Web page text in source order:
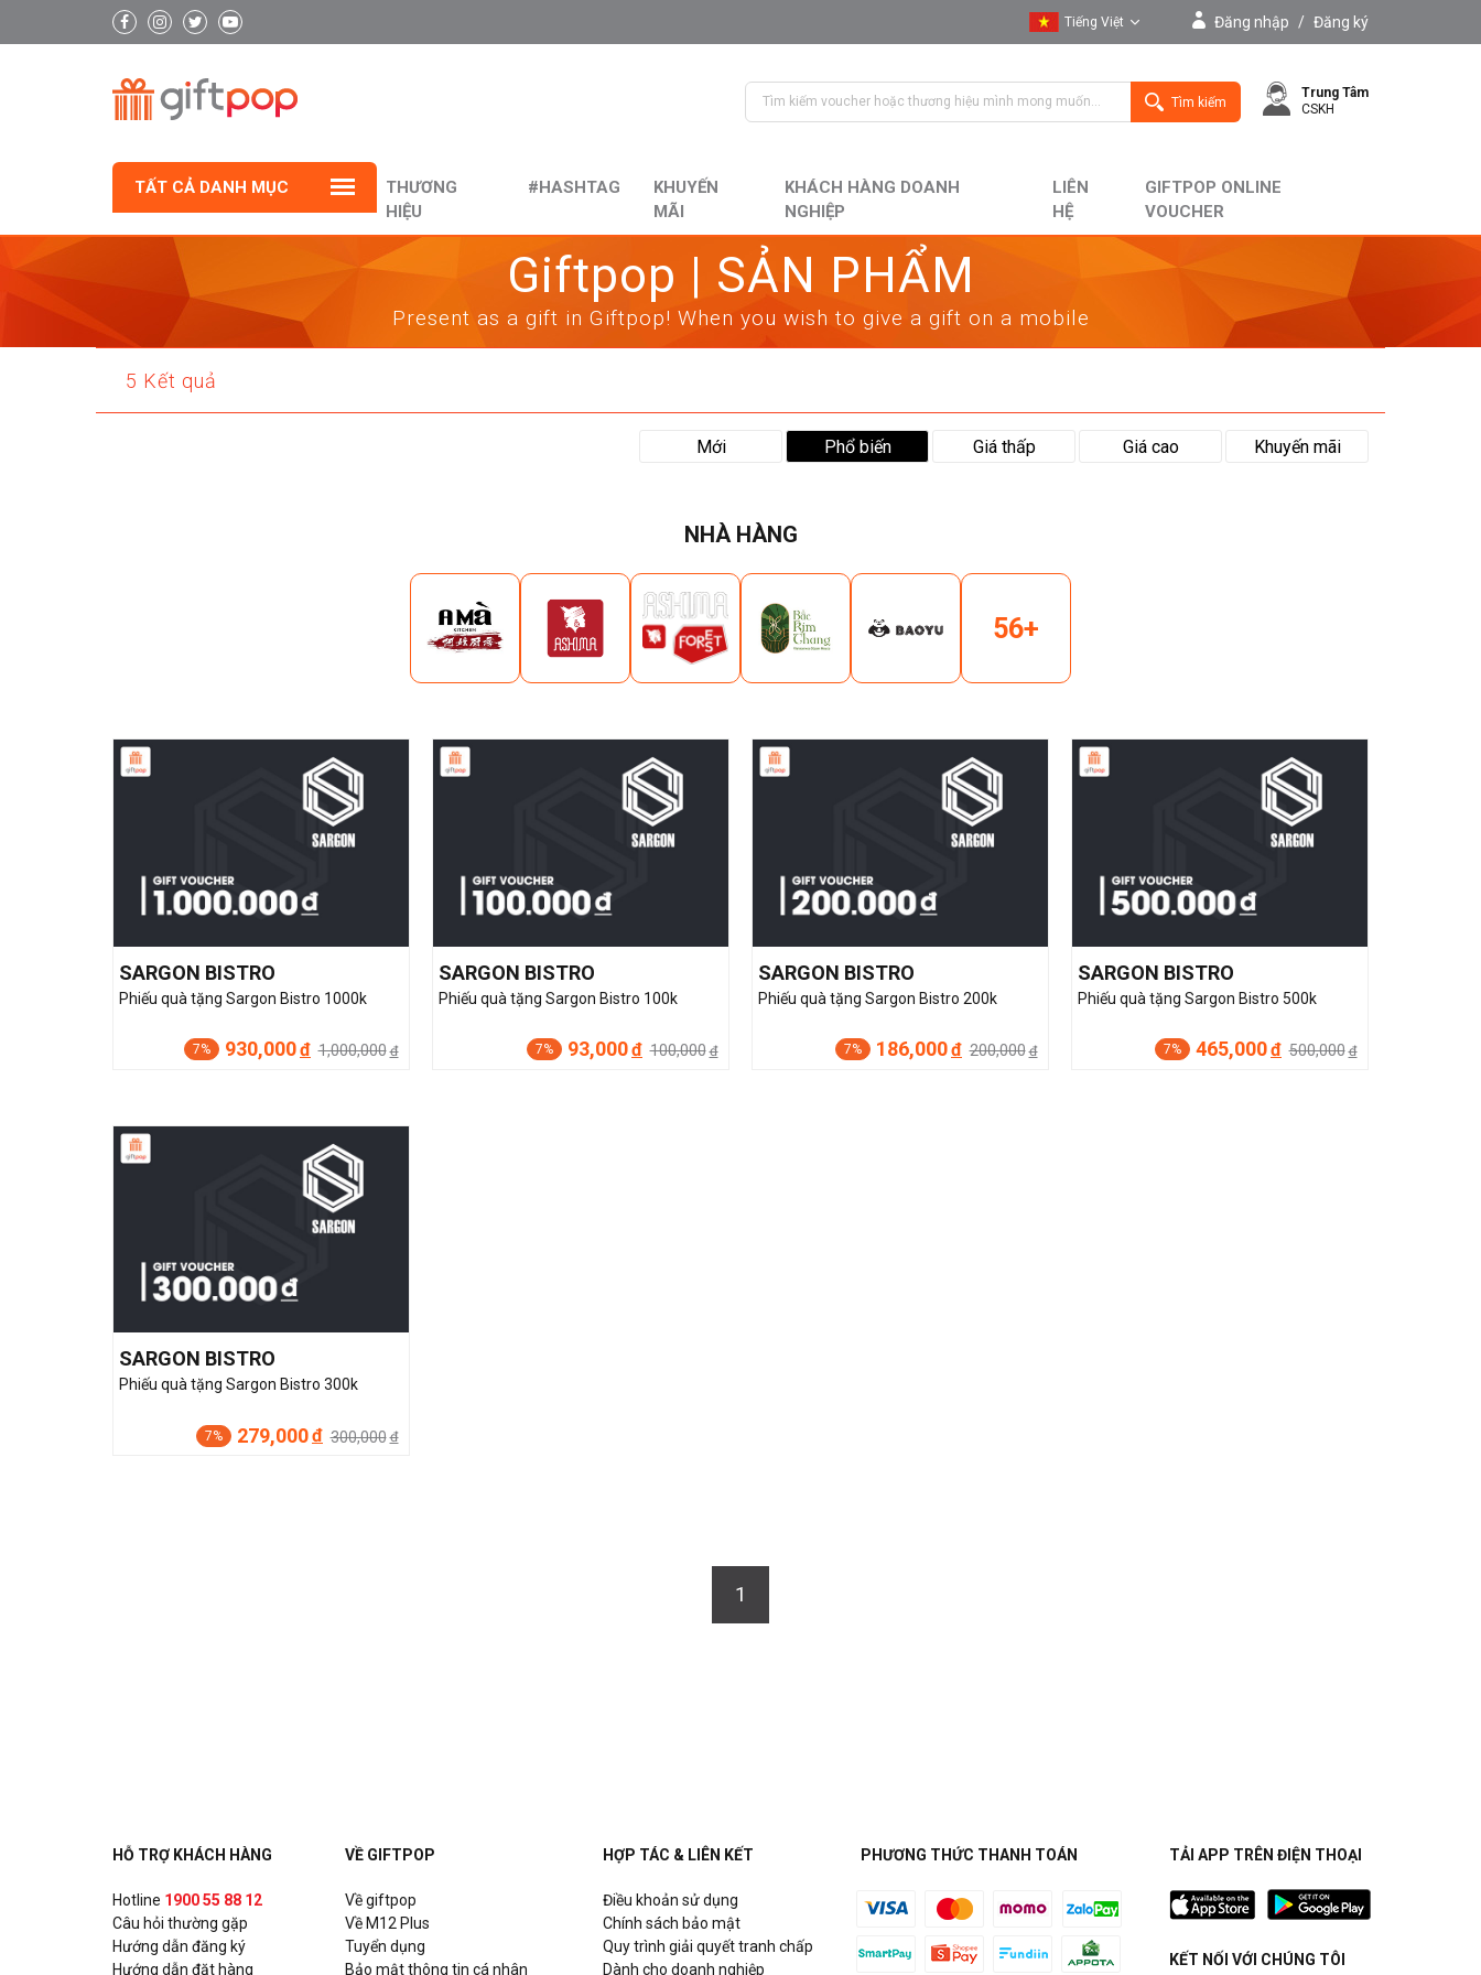
Tiếng Việt
English
Đăng nhập / Đăng ký
Tìm kiếm
Trung Tâm
CSKH
TẤT CẢ DANH MỤC
THƯƠNG
HIỆU
#HASHTAG
KHUYẾN
MÃI
KHÁCH HÀNG DOANH
NGHIỆP
LIÊN
HỆ
GIFTPOP ONLINE
VOUCHER
Giftpop | SẢN PHẨM
Present as a gift in Giftpop! When you wish to give a gift on a mobile
5 Kết quả
Mới Phổ biến Giá thấp Giá cao Khuyến mãi
NHÀ HÀNG
56+
SARGON BISTRO
Phiếu quà tặng Sargon Bistro 1000k
7% 930,000đ 1,000,000 đ
SARGON BISTRO
Phiếu quà tặng Sargon Bistro 100k
7% 93,000đ 100,000 đ
SARGON BISTRO
Phiếu quà tặng Sargon Bistro 200k
7% 186,000đ 200,000 đ
SARGON BISTRO
Phiếu quà tặng Sargon Bistro 500k
7% 465,000đ 500,000 đ
SARGON BISTRO
Phiếu quà tặng Sargon Bistro 300k
7% 279,000đ 300,000 đ
1
HỖ TRỢ KHÁCH HÀNG
Hotline 1900 55 88 12
Câu hỏi thường gặp
Hướng dẫn đăng ký
Hướng dẫn đặt hàng
VỀ GIFTPOP
Về giftpop
Về M12 Plus
Tuyển dụng
Bảo mật thông tin cá nhân
HỢP TÁC & LIÊN KẾT
Điều khoản sử dụng
Chính sách bảo mật
Quy trình giải quyết tranh chấp
Dành cho doanh nghiệp
PHƯƠNG THỨC THANH TOÁN TẢI APP TRÊN ĐIỆN THOẠI
KẾT NỐI VỚI CHÚNG TÔI